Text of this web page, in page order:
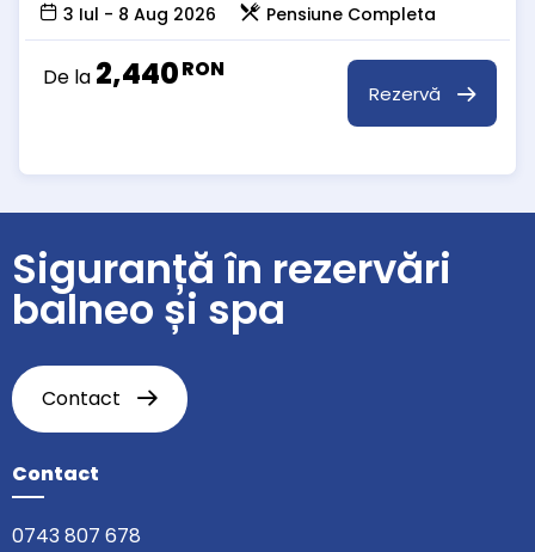
3 Iul - 8 Aug 2026
Pensiune Completa
De la 2,440RON
Rezervă
Siguranță în rezervări
balneo și spa
Contact
Contact
0743 807 678